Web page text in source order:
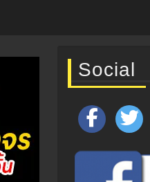
Social